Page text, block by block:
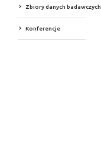
Zbiory danych badawczych
Konferencje